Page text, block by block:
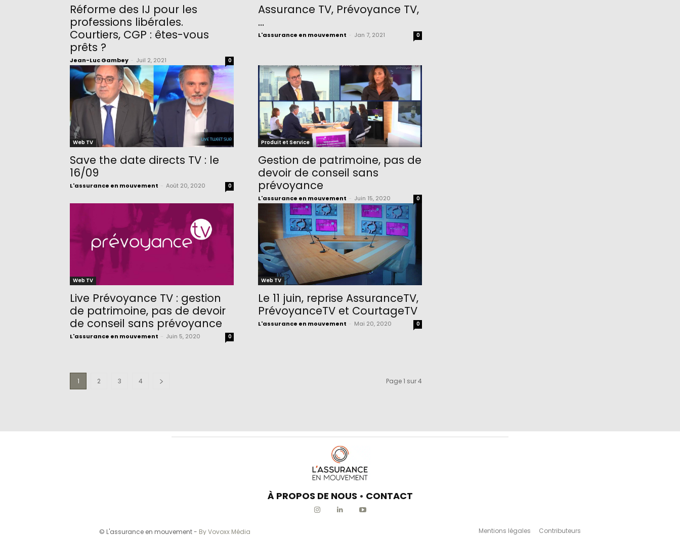
Réforme des IJ pour les
professions libérales.
Courtiers, CGP : êtes-vous
prêts ?
Jean-Luc Gambey Juil 2, 2021 0
Assurance TV, Prévoyance TV,
…
L'assurance en mouvement Jan 7, 2021 0
Web TV
Save the date directs TV : le
16/09
L'assurance en mouvement Août 20, 2020 0
Produit et Service
Gestion de patrimoine, pas de
devoir de conseil sans
prévoyance
L'assurance en mouvement Juin 15, 2020 0
Web TV
Live Prévoyance TV : gestion
de patrimoine, pas de devoir
de conseil sans prévoyance
L'assurance en mouvement Juin 5, 2020 0
Web TV
Le 11 juin, reprise AssuranceTV,
PrévoyanceTV et CourtageTV
L'assurance en mouvement Mai 20, 2020 0
1 2 3 4 Page 1 sur 4
À PROPOS DE NOUS • CONTACT
© L'assurance en mouvement - By Vovoxx Média Mentions légales Contributeurs